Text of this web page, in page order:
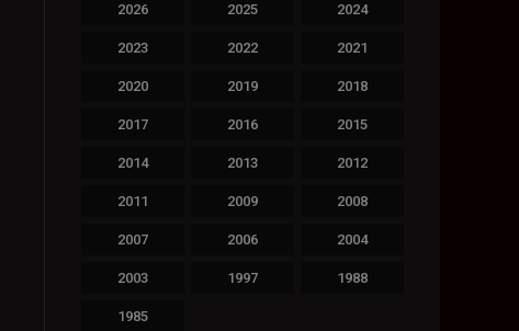
2026 2025 2024
2023 2022 2021
2020 2019 2018
2017 2016 2015
2014 2013 2012
2011 2009 2008
2007 2006 2004
2003 1997 1988
1985